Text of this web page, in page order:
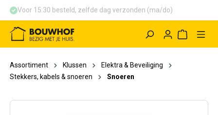
Voor 15:30 besteld, zelfde dag verzonden (ma/do)
Assortiment Klussen
Elektra & Beveiliging
Stekkers, kabels & snoeren
Snoeren